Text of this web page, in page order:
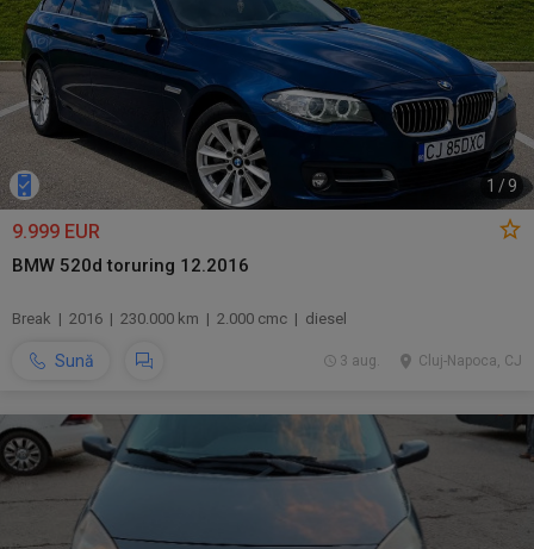
1 /9
9.999 EUR
BMW 520d toruring 12.2016
Break | 2016 | 230.000 km | 2.000 cmc | diesel
Sună Cluj-Napoca, CJ
3 aug.